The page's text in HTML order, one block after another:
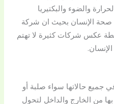
والضوء والبكتيريا
صحة الإنسان بحيث ان شركة
عكس شركات كثيرة لا تهتم
جميع حالاتها سواء صلبة أو
من الخارج والداخل لتحول